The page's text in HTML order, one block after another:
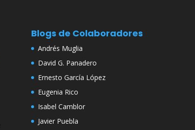
Blogs de Colaboradores
Andrés Muglia
David G. Panadero
Ernesto García López
Eugenia Rico
Isabel Camblor
Javier Puebla